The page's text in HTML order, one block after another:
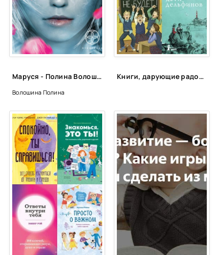
Маруся - Полина Волошина, Евгений Кульков
Волошина Полина
Книги, дарующие радость